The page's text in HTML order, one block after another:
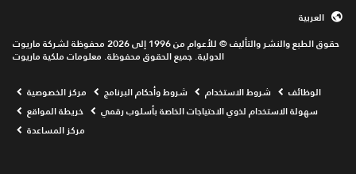
حقوق الطبع والنشر والتأليف © للأعوام من 1996 إلى 2026 محفوظة لشركة ماريوت
الدولية. جميع الحقوق محفوظة. معلومات ملكية ماريوت
Opens a new window
شروط الاستخدام شروط وأحكام البرنامج
مركز الخصوصية
لذوي الاحتياجات الخاصة بأسلوب رقمي
خريطة المواقع